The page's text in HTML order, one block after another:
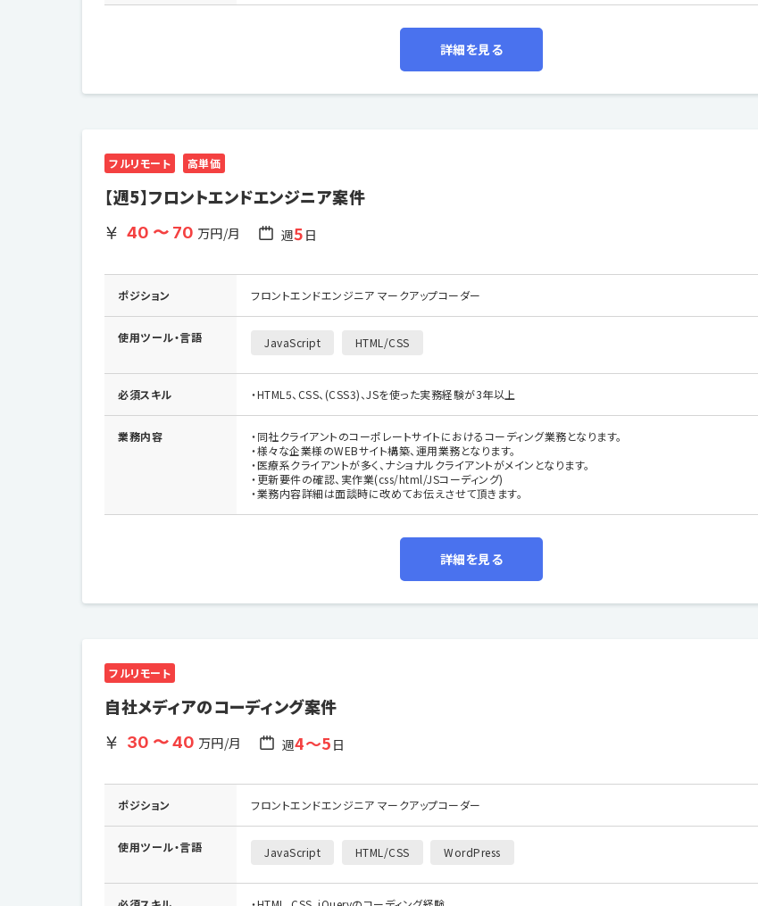
詳細を見る
フルリモート 高単価
【週5】フロントエンドエンジニア案件
40 〜 70 万円/月 週5 日
ポジション フロントエンドエンジニア マークアップコーダー
使用ツール・言語 JavaScript HTML/CSS
必須スキル ・HTML5、CSS、(CSS3)、JSを使った実務経験が3年以上
業務内容
・同社クライアントのコーポレートサイトにおけるコーディング業務となります。
・様々な企業様のWEBサイト構築、運用業務となります。
・医療系クライアントが多く、ナショナルクライアントがメインとなります。
・更新要件の確認、実作業(css/html/JSコーディング)
・業務内容詳細は面談時に改めてお伝えさせて頂きます。
詳細を見る
フルリモート
自社メディアのコーディング案件
30 〜 40 万円/月 週4〜5 日
ポジション フロントエンドエンジニア マークアップコーダー
使用ツール・言語 JavaScript HTML/CSS WordPress